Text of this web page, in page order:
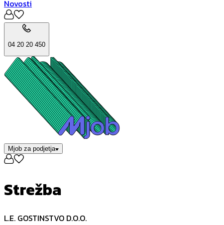
Novosti
04 20 20 450
Mjob za podjetja
Strežba
L.E. GOSTINSTVO D.O.O.